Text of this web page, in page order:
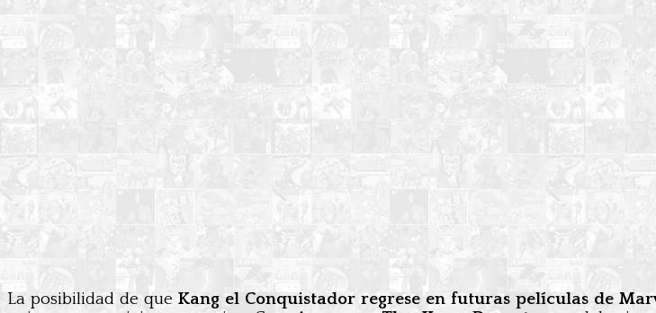
La posibilidad de que Kang el Conquistador regrese en futuras películas de